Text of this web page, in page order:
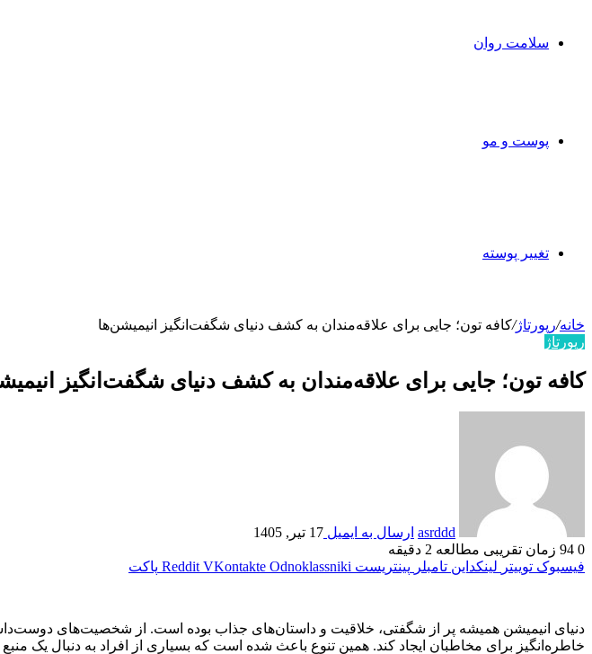
سلامت روان
پوست و مو
تغییر پوسته
خانه/رپورتاژ/کافه تون؛ جایی برای علاقه‌مندان به کشف دنیای شگفت‌انگیز انیمیشن‌ها
رپورتاژ
کافه تون؛ جایی برای علاقه‌مندان به کشف دنیای شگفت‌انگیز
asrddd ارسال به ایمیل 17 تیر, 1405
0
زمان تقریبی مطالعه 2 دقیقه
فیسبوک توییتر لینکداین تامبلر پینتریست Reddit VKontakte Odnoklassniki پاکت
دنیای انیمیشن همیشه پر از شگفتی، خلاقیت و داستان‌های جذاب بوده است. از شخصیت‌های
خاطره‌انگیز برای مخاطبان ایجاد کند. همین تنوع باعث شده است که بسیاری از افراد به دنبال یک